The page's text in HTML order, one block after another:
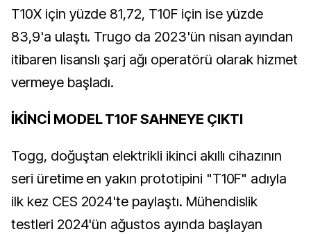
T10X için yüzde 81,72, T10F için ise yüzde
83,9'a ulaştı. Trugo da 2023'ün nisan ayından
itibaren lisanslı şarj ağı operatörü olarak hizmet
vermeye başladı.
İKİNCİ MODEL T10F SAHNEYE ÇIKTI
Togg, doğuştan elektrikli ikinci akıllı cihazının
seri üretime en yakın prototipini "T10F" adıyla
ilk kez CES 2024'te paylaştı. Mühendislik
testleri 2024'ün ağustos ayında başlayan